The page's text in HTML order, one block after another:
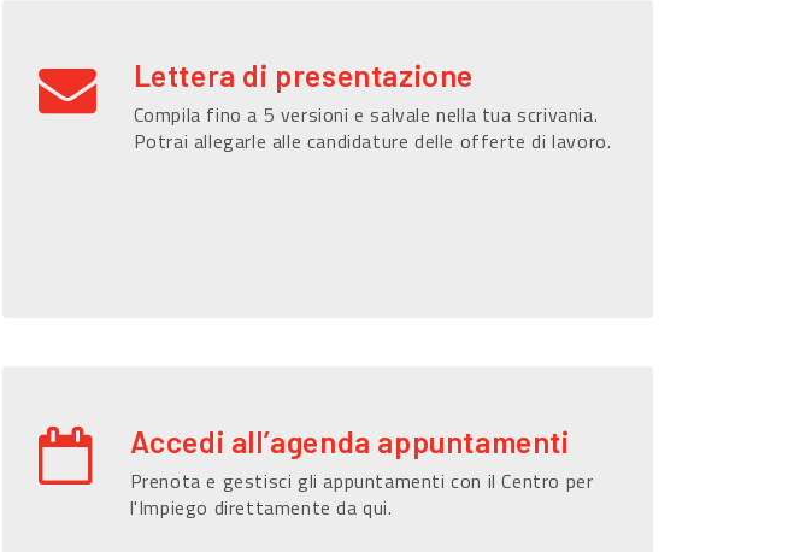
Lettera di presentazione
Compila fino a 5 versioni e salvale nella tua scrivania.
Potrai allegarle alle candidature delle offerte di lavoro.
Accedi all’agenda appuntamenti
Prenota e gestisci gli appuntamenti con il Centro per
l'Impiego direttamente da qui.